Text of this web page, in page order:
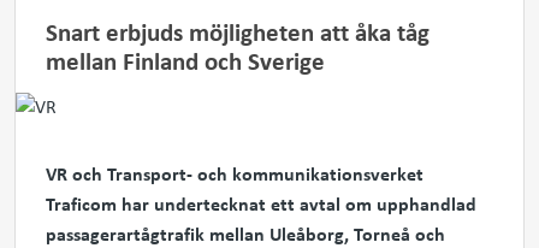
Snart erbjuds möjligheten att åka tåg
mellan Finland och Sverige
VR och Transport- och kommunikationsverket
Traficom har undertecknat ett avtal om upphandlad
passagerartågtrafik mellan Uleåborg, Torneå och